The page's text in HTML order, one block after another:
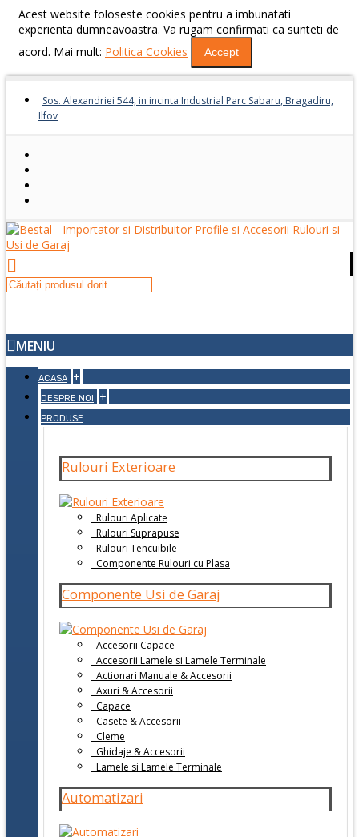
Acest website foloseste cookies pentru a imbunatati
experienta dumneavoastra. Va rugam confirmati ca sunteti de
acord. Mai mult: Politica Cookies Accept
Sos. Alexandriei 544, in incinta Industrial Parc Sabaru, Bragadiru,
Ilfov
MENIU
ACASA +
DESPRE NOI +
PRODUSE
Rulouri Exterioare
Rulouri Aplicate
Rulouri Suprapuse
Rulouri Tencuibile
Componente Rulouri cu Plasa
Componente Usi de Garaj
Accesorii Capace
Accesorii Lamele si Lamele Terminale
Actionari Manuale & Accesorii
Axuri & Accesorii
Capace
Casete & Accesorii
Cleme
Ghidaje & Accesorii
Lamele si Lamele Terminale
Automatizari